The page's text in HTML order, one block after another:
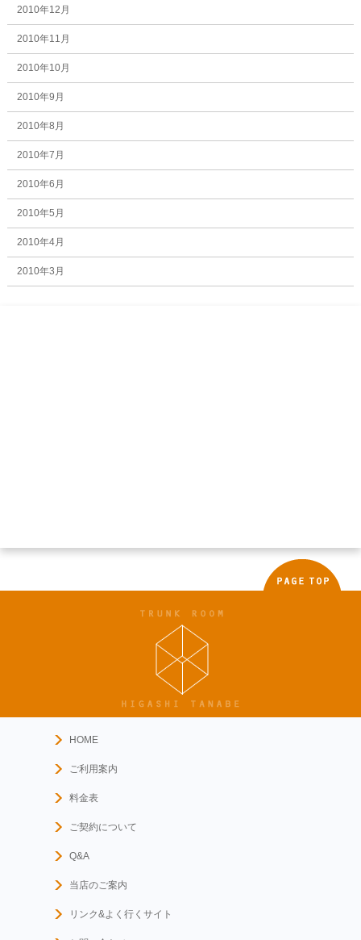
2010年12月
2010年11月
2010年10月
2010年9月
2010年8月
2010年7月
2010年6月
2010年5月
2010年4月
2010年3月
リンク&よく行くサイト
ご利用案内
料金表
ご契約について
Q&A
当店のご案内
HOME